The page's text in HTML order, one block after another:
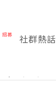
社群熱話